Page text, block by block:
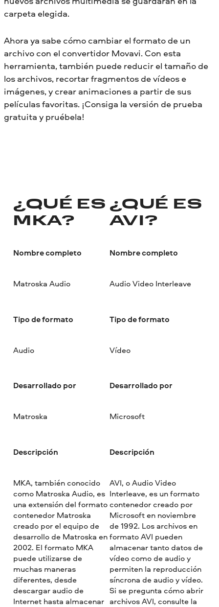
carpeta elegida.
Ahora ya sabe cómo cambiar el formato de un
archivo con el convertidor Movavi. Con esta
herramienta, también puede reducir el tamaño de
los archivos, recortar fragmentos de vídeos e
imágenes, y crear animaciones a partir de sus
películas favoritas. ¡Consiga la versión de prueba
gratuita y pruébela!
¿QUÉ ES
MKA?
Nombre completo
Matroska Audio
Tipo de formato
Audio
Desarrollado por
Matroska
Descripción
MKA, también conocido
como Matroska Audio, es
una extensión del formato
contenedor Matroska
creado por el equipo de
desarrollo de Matroska en
2002. El formato MKA
puede utilizarse de
muchas maneras
diferentes, desde
descargar audio de
Internet hasta almacenar
¿QUÉ ES
AVI?
Nombre completo
Audio Video Interleave
Tipo de formato
Vídeo
Desarrollado por
Microsoft
Descripción
AVI, o Audio Video
Interleave, es un formato
contenedor creado por
Microsoft en noviembre
de 1992. Los archivos en
formato AVI pueden
almacenar tanto datos de
vídeo como de audio y
permiten la reproducción
síncrona de audio y vídeo.
Si se pregunta cómo abrir
archivos AVI, consulte la